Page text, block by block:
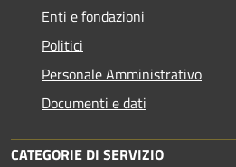
Enti e fondazioni
Politici
Personale Amministrativo
Documenti e dati
CATEGORIE DI SERVIZIO